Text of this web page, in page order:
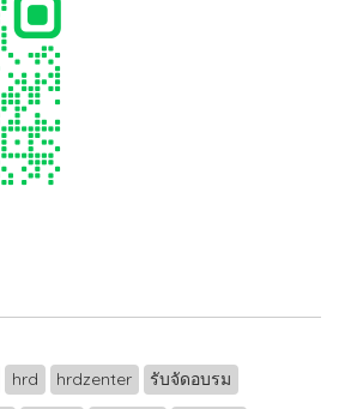
hrd hrdzenter
รับจัดอบรม